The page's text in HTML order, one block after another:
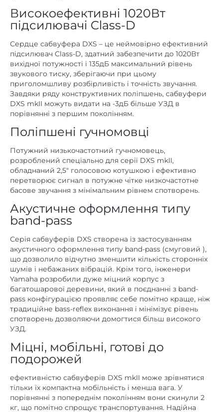
Високоефективні 1020Вт
підсилювачі Class-D
Cердце сабвуфера DXS – це неймовірно ефективний
підсилювач Class-D, здатний забезпечити до 1020Вт
вихідної потужності і 135дБ максимальний рівень
звукового тиску, зберігаючи при цьому
приголомшливу розбірливість і точність звучання.
Завдяки ряду конструктивних поліпшень, сабвуфери
DXS mkII можуть видати на -3дБ більше УЗД в
порівнянні з першим поколінням.
Поліпшені гучномовці
Потужний низькочастотний гучномовець,
розроблений спеціально для серії DXS mkII,
обладнаний 2,5″ голосовою котушкою і ефективно
перетворює сигнал в потужне чітке низкочастотне
басове звучання з мінімальним рівнем спотворень.
Акустичне оформлення типу
band-pass
Серія сабвуферів DXS створена із застосуванням
акустичного оформлення типу band-pass (смуговий ),
що дозволило відчутно зменшити кількість сторонніх
шумів і небажаних вібрацій. Крім того, інженери
Yamaha розробили дуже міцний корпус з
багатошарової деревини, який в поєднанні з band-
pass конфігурацією проявляє себе помітно краще, ніж
традиційне bass-reflex виконання і мінімізує рівень
спотворень дозволяючи домогтися більш високого
УЗД.
Міцні, мобільні, готові до
подорожей
ефективністю сабвуферів DXS mkII може зрівнятися
тільки їх компактна мобільність і менша вага. У
порівнянні з попереднім поколінням вони скинули 2
кг, що помітно спрощує транспортування. Надійна